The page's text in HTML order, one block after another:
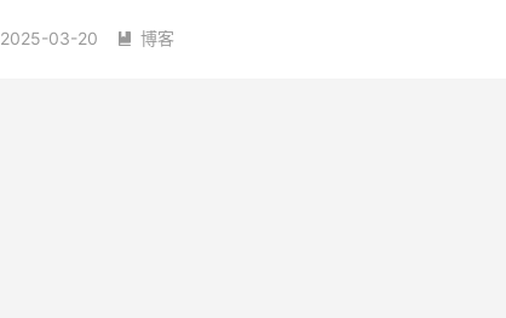
2025-03-20  博客